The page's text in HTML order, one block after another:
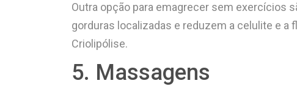
Outra opção para emagrecer sem exercícios
gorduras localizadas e reduzem a celulite e a
Criolipólise.
5. Massagens